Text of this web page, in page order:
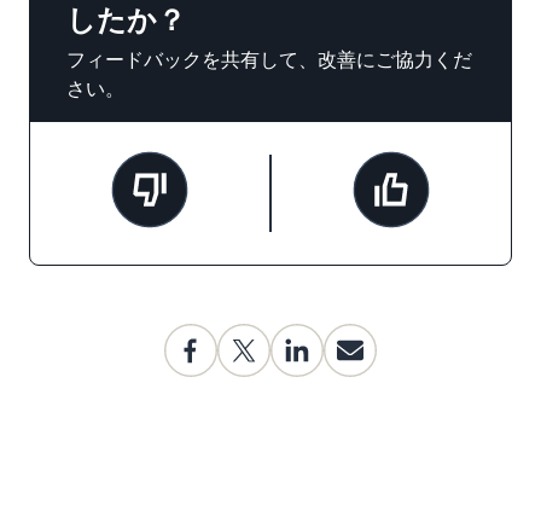
したか？
フィードバックを共有して、改善にご協力くだ
さい。